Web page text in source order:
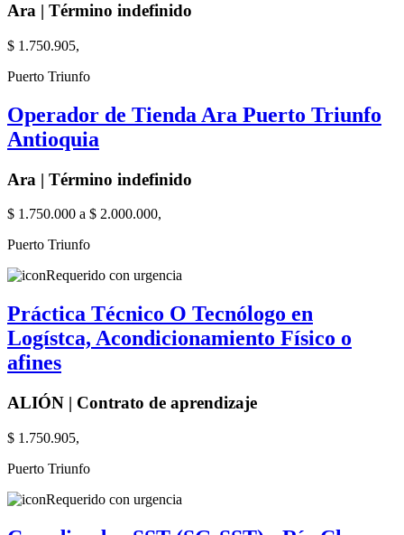
Ara | Término indefinido
$ 1.750.905,
Puerto Triunfo
Operador de Tienda Ara Puerto Triunfo
Antioquia
Ara | Término indefinido
$ 1.750.000 a $ 2.000.000,
Puerto Triunfo
Requerido con urgencia
Práctica Técnico O Tecnólogo en
Logístca, Acondicionamiento Físico o
afines
ALIÓN | Contrato de aprendizaje
$ 1.750.905,
Puerto Triunfo
Requerido con urgencia